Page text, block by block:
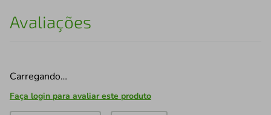
Avaliações
Carregando…
Faça login para avaliar este produto